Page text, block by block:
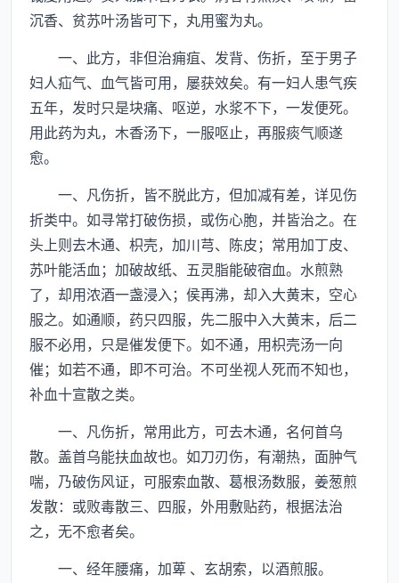
沉香、贫苏叶汤皆可下，丸用蜜为丸。
一、此方，非但治痈疽、发背、伤折，至于男子
妇人疝气、血气皆可用，屡获效矣。有一妇人患气疾
五年，发时只是块痛、呕逆，水浆不下，一发便死。
用此药为丸，木香汤下，一服呕止，再服痰气顺遂
愈。
一、凡伤折，皆不脱此方，但加减有差，详见伤
折类中。如寻常打破伤损，或伤心胞，并皆治之。在
头上则去木通、枳壳，加川芎、陈皮；常用加丁皮、
苏叶能活血；加破故纸、五灵脂能破宿血。水煎熟
了，却用浓酒一盏浸入；侯再沸，却入大黄末，空心
服之。如通顺，药只四服，先二服中入大黄末，后二
服不必用，只是催发便下。如不通，用枳壳汤一向
催；如若不通，即不可治。不可坐视人死而不知也，
补血十宣散之类。
一、凡伤折，常用此方，可去木通，名何首乌
散。盖首乌能扶血故也。如刀刃伤，有潮热，面肿气
喘，乃破伤风证，可服索血散、葛根汤数服，姜葱煎
发散：或败毒散三、四服，外用敷贴药，根据法治
之，无不愈者矣。
一、经年腰痛，加萆 、玄胡索，以酒煎服。